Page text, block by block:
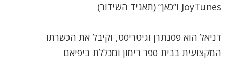
JoyTunes ו”כאן” (תאגיד השידור)
דניאל הוא פסנתרן וגיטריסט, וקיבל את הכשרתו
המקצועית בבית ספר רימון ומכללת ביפיאם